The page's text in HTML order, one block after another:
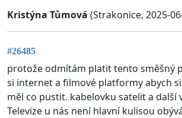
Kristýna Tůmová (Strakonice, 2025-
#26485
protože odmítám platit tento směšný
si internet a filmové platformy abych
měl co pustit. kabelovku satelit a další
Televize u nás není hlavní kulisou